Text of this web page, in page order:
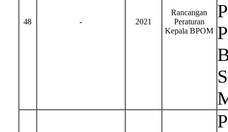
48 - 2021
Rancangan
Peraturan
Kepala BPOM